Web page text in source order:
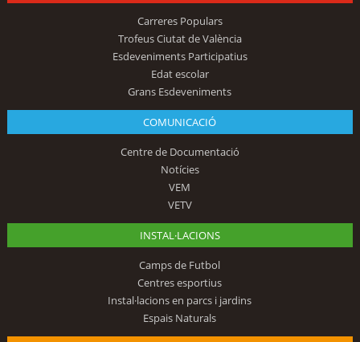
Carreres Populars
Trofeus Ciutat de València
Esdeveniments Participatius
Edat escolar
Grans Esdeveniments
COMUNICACIÓ
Centre de Documentació
Notícies
VEM
VETV
INSTAL·LACIONS
Camps de Futbol
Centres esportius
Instal·lacions en parcs i jardins
Espais Naturals